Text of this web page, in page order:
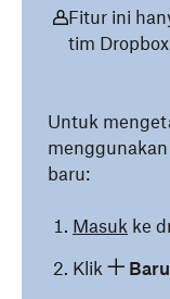
Fitur ini
tim
Untuk
baru:
Masuk ke
Klik
Baru